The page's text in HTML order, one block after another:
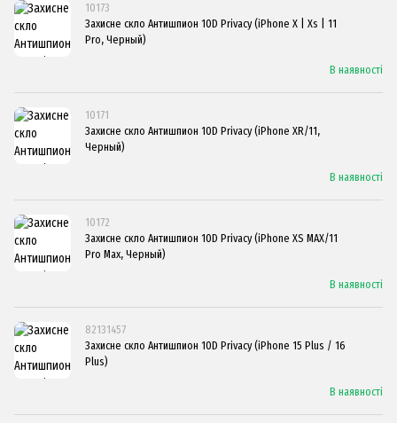
10173
Захисне скло Антишпион 10D Privacy (iPhone X | Xs | 11
Pro, Черный)
В наявності
10171
Захисне скло Антишпион 10D Privacy (iPhone XR/11,
Черный)
В наявності
10172
Захисне скло Антишпион 10D Privacy (iPhone XS MAX/11
Pro Max, Черный)
В наявності
82131457
Захисне скло Антишпион 10D Privacy (iPhone 15 Plus / 16
Plus)
В наявності